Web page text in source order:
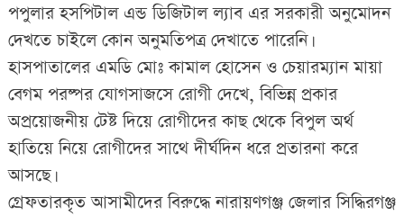
পপুলার হসপিটাল এন্ড ডিজিটাল ল্যাব এর সরকারী অনুমোদন
দেখতে চাইলে কোন অনুমতিপত্র দেখাতে পারেনি।
হাসপাতালের এমডি মোঃ কামাল হোসেন ও চেয়ারম্যান মায়া
বেগম পরষ্পর যোগসাজসে রোগী দেখে, বিভিন্ন প্রকার
অপ্রয়োজনীয় টেষ্ট দিয়ে রোগীদের কাছ থেকে বিপুল অর্থ
হাতিয়ে নিয়ে রোগীদের সাথে দীর্ঘদিন ধরে প্রতারনা করে
আসছে।
গ্রেফতারকৃত আসামীদের বিরুদ্ধে নারায়ণগঞ্জ জেলার সিদ্ধিরগঞ্জ